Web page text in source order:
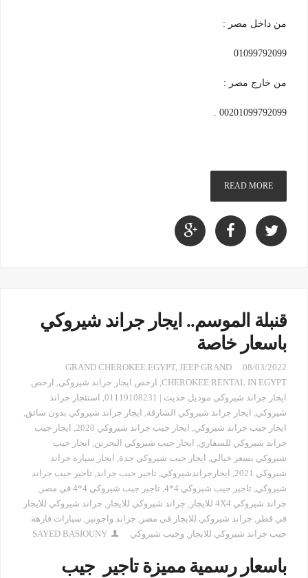
من داخل مصر :
01099792099
من خارج مصر :
00201099792099 .
READ MORE
قنبلة الموسم.. ايجار جراند شيروكي
باسعار خاصة
08/03/2022
GRAND CHEROKEE EGYPT, JEEP GRAND
CHEROKEE RENTAL IN EGYPT
, ارخص ايجار جراند شيروكي, ارخص
ايجار جراند شيروكي موديل حديث | 01119108231
, استئجار جراند
شيروكي, ايجار جراند شيروكي الشارقة, ايجار جراند شيروكي بدون سائق,
ايجار جيب جراند شيروكي, ايجار جيب جراند شيروكي 2020 , ايجار جيب
جراند شيروكي للسفاري, ايجار جيب شيروكي البحرين, ايجار جيب
شيروكي بسعر خيالي, ايجار جيب شيروكي جدة, ايجار سياره جراند
شيروكي 2021
, ايجارجراندشيروكي, تاجير جيب جراند, تاجير جيب جراند
شيروكي, تاجير جيب شيروكي 4*4 , تاجير جيب شيروكي 4*4 في مصر
,
جراند شيروكي 4X4 للايجار
, جراند شيروكي للايجار , جراند شيروكي للايجار
في قطر , جراند شيروكي للايجار في مصر , جراند واجونير , سيارات فارهة
جيب جراند شيروكي للايجار , وجيب شيروكي SAYED BASIOUNY
باسعار رسمية مميزة تاجير جيب